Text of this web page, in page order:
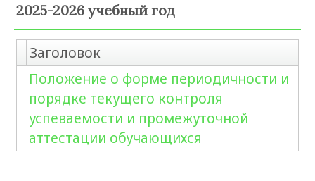
2025-2026 учебный год
Заголовок
Положение о форме периодичности и
порядке текущего контроля
успеваемости и промежуточной
аттестации обучающихся